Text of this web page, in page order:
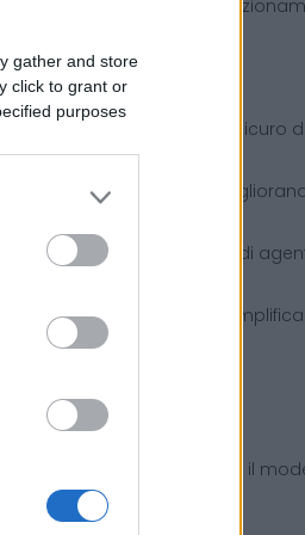
gather and store
click to grant or
purposes
a garantire un
un ambiente più sicuro
eccellenti,
prevenire la proliferazione di
i tempi di inattività e
la compatibilità con il